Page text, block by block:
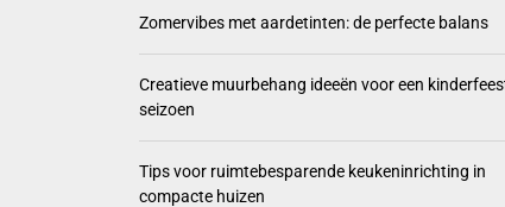
Zomervibes met aardetinten: de perfecte balans
Creatieve muurbehang ideeën voor een
seizoen
Tips voor ruimtebesparende keukeninrichting in
compacte huizen